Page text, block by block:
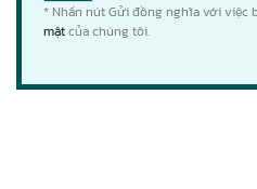
* Nhấn nút Gửi đồng nghĩa với việc
mậtcủa chúng tôi.